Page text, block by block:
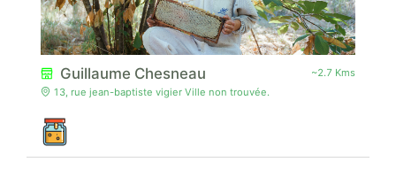
Guillaume Chesneau
~2.7 Kms
13, rue jean-baptiste vigier Ville non trouvée.